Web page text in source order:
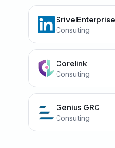
SrivelEnterprise
Consulting
Corelink
Consulting
Genius GRC
Consulting